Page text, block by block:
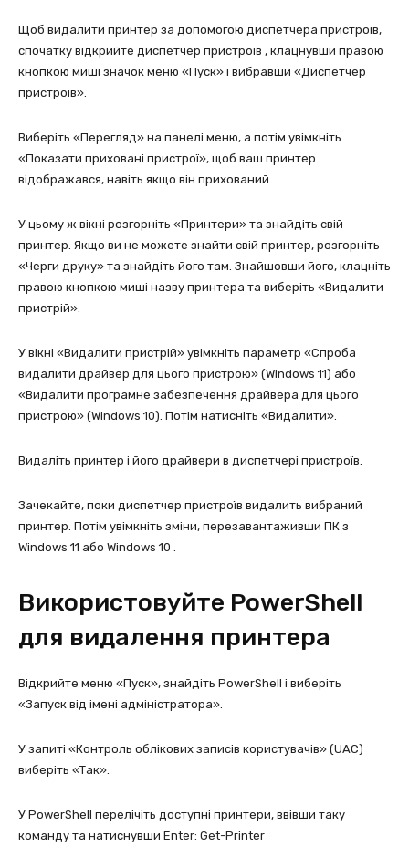
Щоб видалити принтер за допомогою диспетчера пристроїв,
спочатку відкрийте диспетчер пристроїв , клацнувши правою
кнопкою миші значок меню «Пуск» і вибравши «Диспетчер
пристроїв».
Виберіть «Перегляд» на панелі меню, а потім увімкніть
«Показати приховані пристрої», щоб ваш принтер
відображався, навіть якщо він прихований.
У цьому ж вікні розгорніть «Принтери» та знайдіть свій
принтер. Якщо ви не можете знайти свій принтер, розгорніть
«Черги друку» та знайдіть його там. Знайшовши його, клацніть
правою кнопкою миші назву принтера та виберіть «Видалити
пристрій».
У вікні «Видалити пристрій» увімкніть параметр «Спроба
видалити драйвер для цього пристрою» (Windows 11) або
«Видалити програмне забезпечення драйвера для цього
пристрою» (Windows 10). Потім натисніть «Видалити».
Видаліть принтер і його драйвери в диспетчері пристроїв.
Зачекайте, поки диспетчер пристроїв видалить вибраний
принтер. Потім увімкніть зміни, перезавантаживши ПК з
Windows 11 або Windows 10 .
Використовуйте PowerShell
для видалення принтера
Відкрийте меню «Пуск», знайдіть PowerShell і виберіть
«Запуск від імені адміністратора».
У запиті «Контроль облікових записів користувачів» (UAC)
виберіть «Так».
У PowerShell перелічіть доступні принтери, ввівши таку
команду та натиснувши Enter: Get-Printer